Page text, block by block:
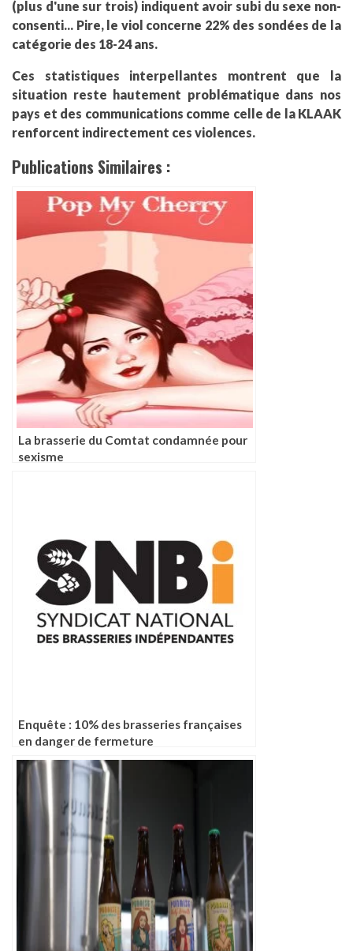
(plus d'une sur trois) indiquent avoir subi du sexe non-
consenti... Pire, le viol concerne 22% des sondées de la
catégorie des 18-24 ans.
Ces statistiques interpellantes montrent que la
situation reste hautement problématique dans nos
pays et des communications comme celle de la KLAAK
renforcent indirectement ces violences.
Publications Similaires :
La brasserie du Comtat condamnée pour
sexisme
Enquête : 10% des brasseries françaises
en danger de fermeture